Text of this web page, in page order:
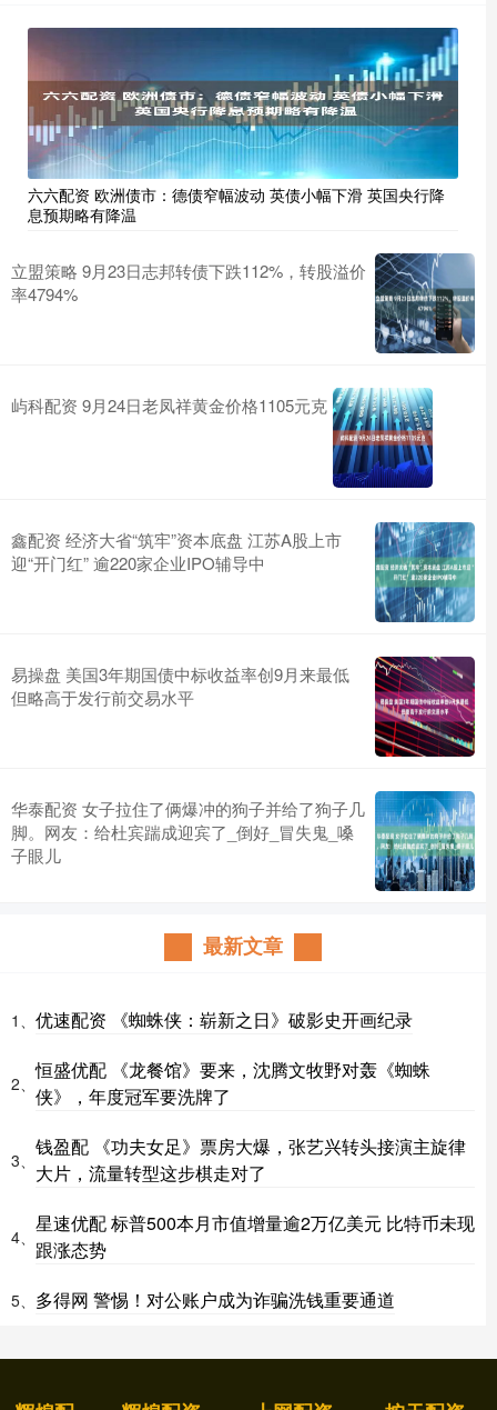
六六配资 欧洲债市：德债窄幅波动 英债小幅下滑 英国央行降
息预期略有降温
立盟策略 9月23日志邦转债下跌112%，转股溢价
率4794%
屿科配资 9月24日老凤祥黄金价格1105元克
鑫配资 经济大省“筑牢”资本底盘 江苏A股上市
迎“开门红” 逾220家企业IPO辅导中
易操盘 美国3年期国债中标收益率创9月来最低
但略高于发行前交易水平
华泰配资 女子拉住了俩爆冲的狗子并给了狗子几
脚。网友：给杜宾踹成迎宾了_倒好_冒失鬼_嗓
子眼儿
最新文章
1、 优速配资 《蜘蛛侠：崭新之日》破影史开画纪录
2、
恒盛优配 《龙餐馆》要来，沈腾文牧野对轰《蜘蛛
侠》，年度冠军要洗牌了
3、
钱盈配 《功夫女足》票房大爆，张艺兴转头接演主旋律
大片，流量转型这步棋走对了
4、
星速优配 标普500本月市值增量逾2万亿美元 比特币未现
跟涨态势
5、 多得网 警惕！对公账户成为诈骗洗钱重要通道